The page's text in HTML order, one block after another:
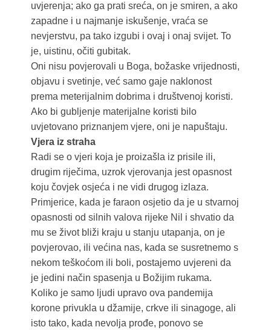
uvjerenja; ako ga prati sreća, on je smiren, a ako
zapadne i u najmanje iskušenje, vraća se
nevjerstvu, pa tako izgubi i ovaj i onaj svijet. To
je, uistinu, očiti gubitak.
Oni nisu povjerovali u Boga, božaske vrijednosti,
objavu i svetinje, već samo gaje naklonost
prema meterijalnim dobrima i društvenoj koristi.
Ako bi gubljenje materijalne koristi bilo
uvjetovano priznanjem vjere, oni je napuštaju.
Vjera iz straha
Radi se o vjeri koja je proizašla iz prisile ili,
drugim riječima, uzrok vjerovanja jest opasnost
koju čovjek osjeća i ne vidi drugog izlaza.
Primjerice, kada je faraon osjetio da je u stvarnoj
opasnosti od silnih valova rijeke Nil i shvatio da
mu se život bliži kraju u stanju utapanja, on je
povjerovao, ili većina nas, kada se susretnemo s
nekom teškoćom ili boli, postajemo uvjereni da
je jedini način spasenja u Božijim rukama.
Koliko je samo ljudi upravo ova pandemija
korone privukla u džamije, crkve ili sinagoge, ali
isto tako, kada nevolja prođe, ponovo se